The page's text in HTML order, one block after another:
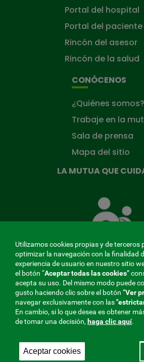
Portal del hospital
Portal del paciente
Rincón del asesor
Rincón de la salud
CONÓCENOS
¿Quiénes somos?
Trabaje en la
Sala de prensa
Mapa del sitio
LA MUTUA QUE
Mutua
que
ti
MENÚ
REDES
SOCIALES
V20
Mutua Colaboradora con la
Utilizamos cookies propias y de terceros
optimizar la navegación con la finalidad
experiencia de usuario en nuestro sitio
el botón “Aceptar todas las cookies”
acepta su uso. Del mismo modo puede
gusto haciendo clic sobre el botón ”Ver
navegar exclusivamente con las
En cambio, si lo que desea es obtener
de tomar una decisión, haga clic aquí.
Aceptar cookies